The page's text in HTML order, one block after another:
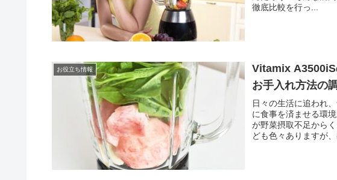
徹底比較を行っ...
お役立ち情報
Vitamix
お手入れ方法の
日々の生活に追われ
に食事を済ませる環
が野菜摂取不足から
ども色々ありますが